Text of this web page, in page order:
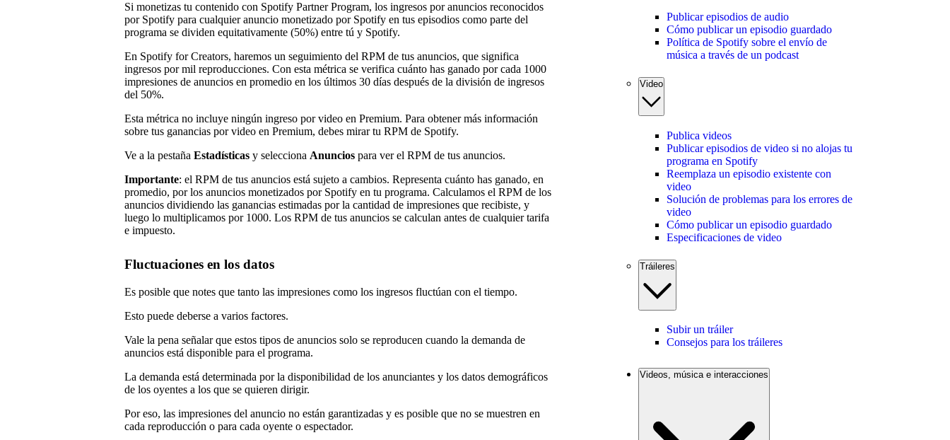
Si monetizas tu contenido con Spotify Partner Program, los ingresos por anuncios reconocidos
por Spotify para cualquier anuncio monetizado por Spotify en tus episodios como parte del
programa se dividen equitativamente (50%) entre tú y Spotify.
En Spotify for Creators, haremos un seguimiento del RPM de tus anuncios, que significa
ingresos por mil reproducciones. Con esta métrica se verifica cuánto has ganado por cada 1000
impresiones de anuncios en promedio en los últimos 30 días después de la división de ingresos
del 50%.
Esta métrica no incluye ningún ingreso por video en Premium. Para obtener más información
sobre tus ganancias por video en Premium, debes mirar tu RPM de Spotify.
Ve a la pestaña Estadísticas y selecciona Anuncios para ver el RPM de tus anuncios.
Importante: el RPM de tus anuncios está sujeto a cambios. Representa cuánto has ganado, en
promedio, por los anuncios monetizados por Spotify en tu programa. Calculamos el RPM de los
anuncios dividiendo las ganancias estimadas por la cantidad de impresiones que recibiste, y
luego lo multiplicamos por 1000. Los RPM de tus anuncios se calculan antes de cualquier tarifa
e impuesto.
Fluctuaciones en los datos
Es posible que notes que tanto las impresiones como los ingresos fluctúan con el tiempo.
Esto puede deberse a varios factores.
Vale la pena señalar que estos tipos de anuncios solo se reproducen cuando la demanda de
anuncios está disponible para el programa.
La demanda está determinada por la disponibilidad de los anunciantes y los datos demográficos
de los oyentes a los que se quieren dirigir.
Por eso, las impresiones del anuncio no están garantizadas y es posible que no se muestren en
cada reproducción o para cada oyente o espectador.
Publicar episodios de audio
Cómo publicar un episodio guardado
Política de Spotify sobre el envío de
música a través de un podcast
Video
Publica videos
Publicar episodios de video si no alojas tu
programa en Spotify
Reemplaza un episodio existente con
video
Solución de problemas para los errores de
video
Cómo publicar un episodio guardado
Especificaciones de video
Tráileres
Subir un tráiler
Consejos para los tráileres
Videos, música e interacciones